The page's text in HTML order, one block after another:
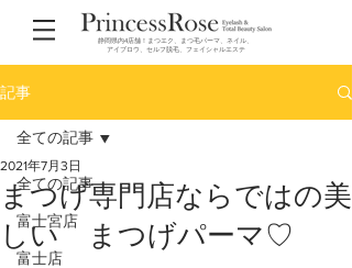
静岡県内4店舗！まつエク、まつ毛パーマ、ネイル、
アイブロウ、セルフ脱毛、フェイシャルエステ
記事
全ての記事
富士宮店
富士店
全ての記事
まつげ専門店ならではの美
しい まつげパーマ♡
2021年7月3日